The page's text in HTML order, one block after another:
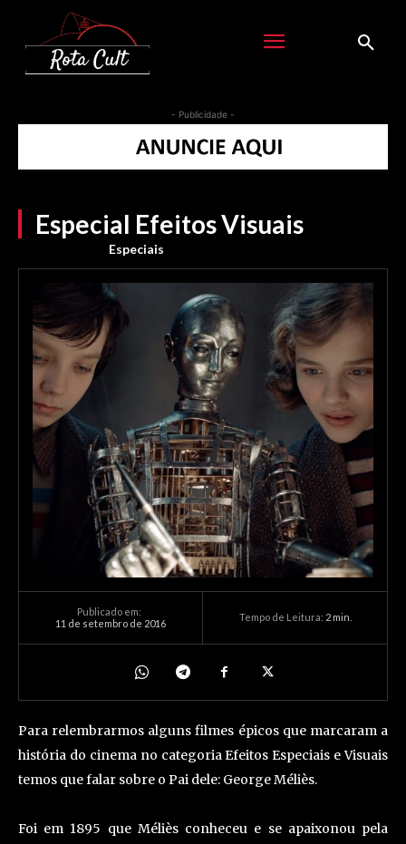
- Publicidade -
Especial Efeitos Visuais
Especiais
Publicado em:
11 de setembro de 2016
Tempo de Leitura: 2min.
Para relembrarmos alguns filmes épicos que marcaram a
história do cinema no categoria Efeitos Especiais e Visuais
temos que falar sobre o Pai dele: George Méliès.
Foi em 1895 que Méliès conheceu e se apaixonou pela